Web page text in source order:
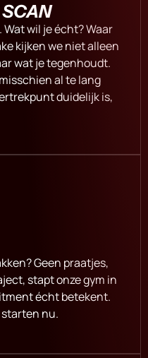
wil je écht? Waar
kijken we niet alleen
wat je tegenhoudt.
al te lang
duidelijk is,
Geen praatjes,
stapt onze gym in
écht betekent.
starten nu.